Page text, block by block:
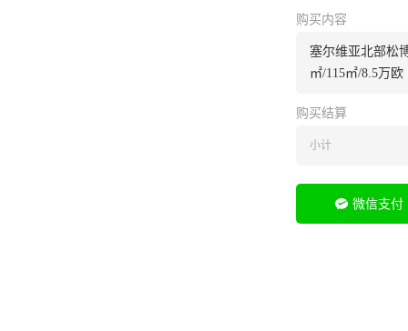
购买内容
塞尔维亚北部松
㎡/115㎡/8.5万欧
购买结算
小计
微信支付